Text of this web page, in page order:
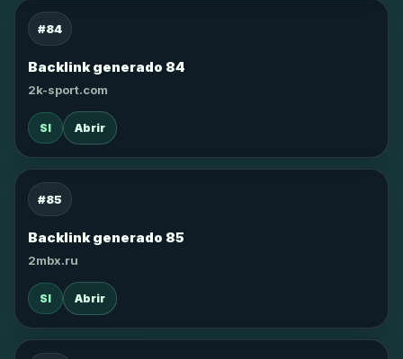
#84
Backlink generado 84
2k-sport.com
SI Abrir
#85
Backlink generado 85
2mbx.ru
SI Abrir